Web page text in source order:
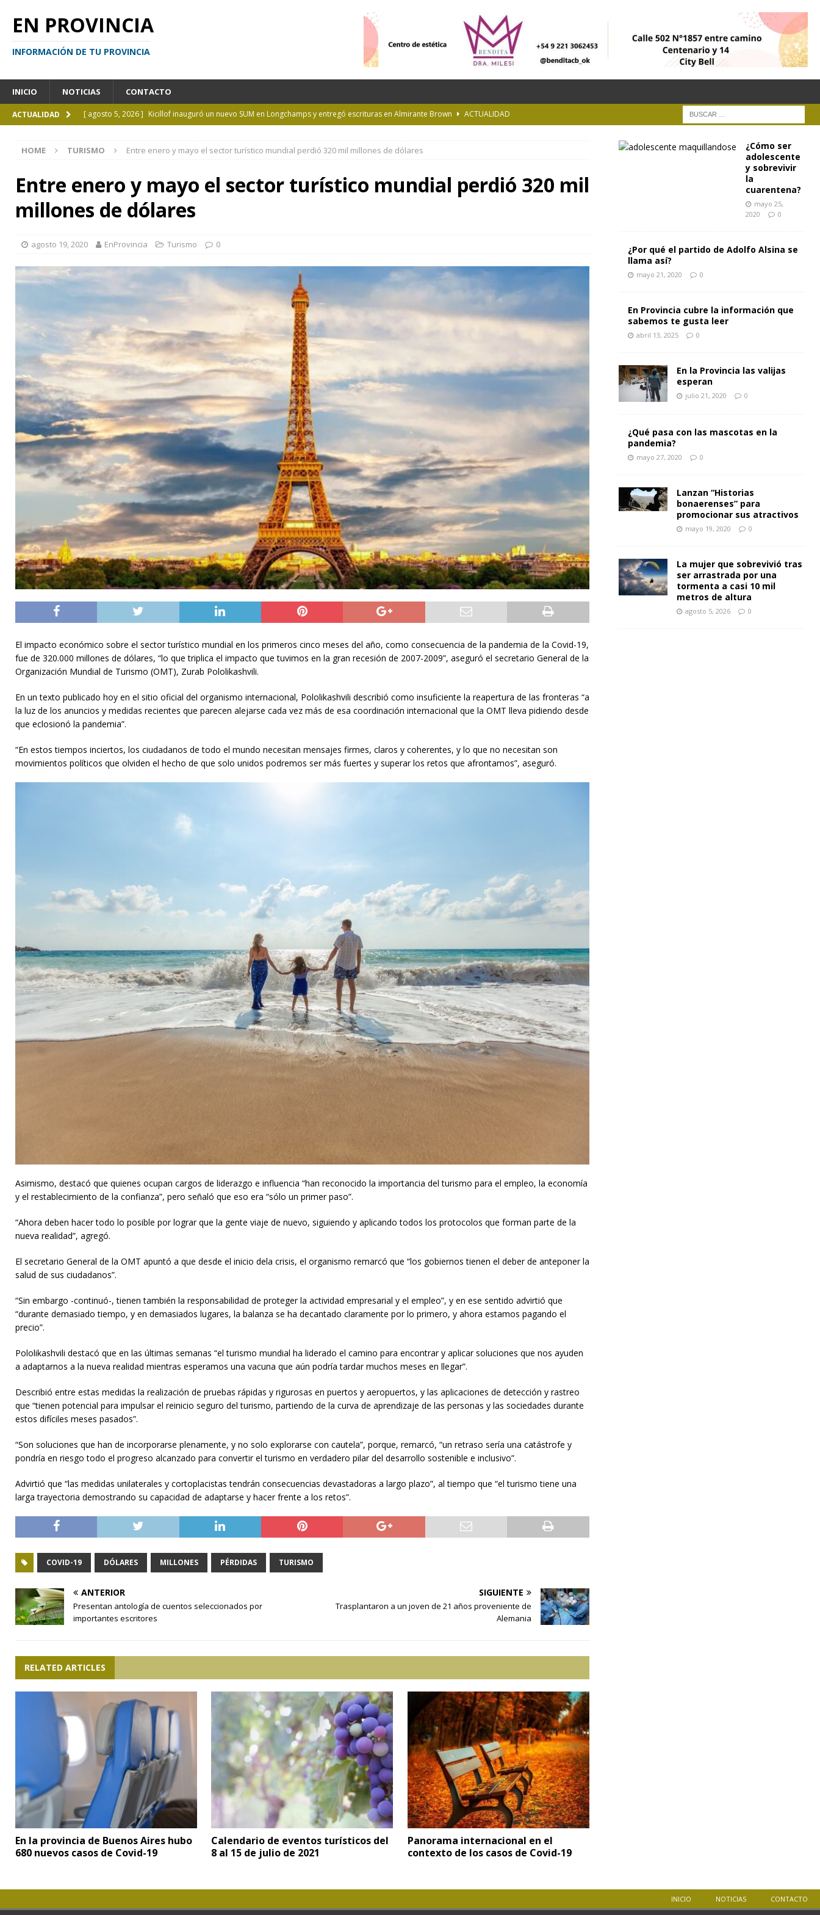
EN PROVINCIA
INFORMACIÓN DE TU PROVINCIA
INICIO NOTICIAS CONTACTO
ACTUALIDAD [ agosto 5, 2026 ] Kicillof inauguró un nuevo SUM en Longchamps y entregó escrituras en Almirante Brown
ACTUALIDAD
[ agosto 4, 2026 ] La UCALP abre la inscripción para la Diplomatura en Trasplante y Ablación de Órganos y Tejidos
[ agosto 4, 2026 ]
Personas perdidas en la Provincia de Buenos Aires
[ agosto 5, 2026 ] La mujer que sobrevivió tras ser arrastrada por una tormenta a casi 10 mil metros de altura
HOME TURISMO Entre enero y mayo el sector turístico mundial perdió 320 mil millones de dólares
Entre enero y mayo el sector turístico mundial perdió 320 mil
millones de dólares
agosto 19, 2020 EnProvincia Turismo 0
El impacto económico sobre el sector turístico mundial en los primeros cinco meses del año, como consecuencia de la pandemia de la Covid-19,
fue de 320.000 millones de dólares, “lo que triplica el impacto que tuvimos en la gran recesión de 2007-2009”, aseguró el secretario General de la
Organización Mundial de Turismo (OMT), Zurab Pololikashvili.
En un texto publicado hoy en el sitio oficial del organismo internacional, Pololikashvili describió como insuficiente la reapertura de las fronteras “a
la luz de los anuncios y medidas recientes que parecen alejarse cada vez más de esa coordinación internacional que la OMT lleva pidiendo desde
que eclosionó la pandemia”.
“En estos tiempos inciertos, los ciudadanos de todo el mundo necesitan mensajes firmes, claros y coherentes, y lo que no necesitan son
movimientos políticos que olviden el hecho de que solo unidos podremos ser más fuertes y superar los retos que afrontamos”, aseguró.
Asimismo, destacó que quienes ocupan cargos de liderazgo e influencia “han reconocido la importancia del turismo para el empleo, la economía
y el restablecimiento de la confianza”, pero señaló que eso era “sólo un primer paso”.
“Ahora deben hacer todo lo posible por lograr que la gente viaje de nuevo, siguiendo y aplicando todos los protocolos que forman parte de la
nueva realidad”, agregó.
El secretario General de la OMT apuntó a que desde el inicio dela crisis, el organismo remarcó que “los gobiernos tienen el deber de anteponer la
salud de sus ciudadanos”.
“Sin embargo -continuó-, tienen también la responsabilidad de proteger la actividad empresarial y el empleo”, y en ese sentido advirtió que
“durante demasiado tiempo, y en demasiados lugares, la balanza se ha decantado claramente por lo primero, y ahora estamos pagando el
precio”.
Pololikashvili destacó que en las últimas semanas “el turismo mundial ha liderado el camino para encontrar y aplicar soluciones que nos ayuden
a adaptarnos a la nueva realidad mientras esperamos una vacuna que aún podría tardar muchos meses en llegar”.
Describió entre estas medidas la realización de pruebas rápidas y rigurosas en puertos y aeropuertos, y las aplicaciones de detección y rastreo
que “tienen potencial para impulsar el reinicio seguro del turismo, partiendo de la curva de aprendizaje de las personas y las sociedades durante
estos difíciles meses pasados”.
“Son soluciones que han de incorporarse plenamente, y no solo explorarse con cautela”, porque, remarcó, “un retraso sería una catástrofe y
pondría en riesgo todo el progreso alcanzado para convertir el turismo en verdadero pilar del desarrollo sostenible e inclusivo”.
Advirtió que “las medidas unilaterales y cortoplacistas tendrán consecuencias devastadoras a largo plazo”, al tiempo que “el turismo tiene una
larga trayectoria demostrando su capacidad de adaptarse y hacer frente a los retos”.
COVID-19 DÓLARES MILLONES PÉRDIDAS TURISMO
ANTERIOR
Presentan antología de cuentos seleccionados por
importantes escritores
SIGUIENTE
Trasplantaron a un joven de 21 años proveniente de
Alemania
RELATED ARTICLES
En la provincia de Buenos Aires hubo
680 nuevos casos de Covid-19
Calendario de eventos turísticos del
8 al 15 de julio de 2021
Panorama internacional en el
contexto de los casos de Covid-19
¿Cómo ser
adolescente
y sobrevivir
la
cuarentena?
mayo 25,
2020
0
¿Por qué el partido de Adolfo Alsina se
llama así?
mayo 21, 2020 0
En Provincia cubre la información que
sabemos te gusta leer
abril 13, 2025 0
En la Provincia las valijas
esperan
julio 21, 2020 0
¿Qué pasa con las mascotas en la
pandemia?
mayo 27, 2020 0
Lanzan “Historias
bonaerenses” para
promocionar sus atractivos
mayo 19, 2020 0
La mujer que sobrevivió tras
ser arrastrada por una
tormenta a casi 10 mil
metros de altura
agosto 5, 2026 0
INICIO NOTICIAS CONTACTO